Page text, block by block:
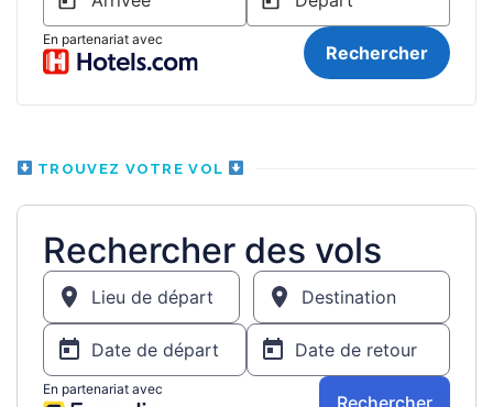
TROUVEZ VOTRE VOL